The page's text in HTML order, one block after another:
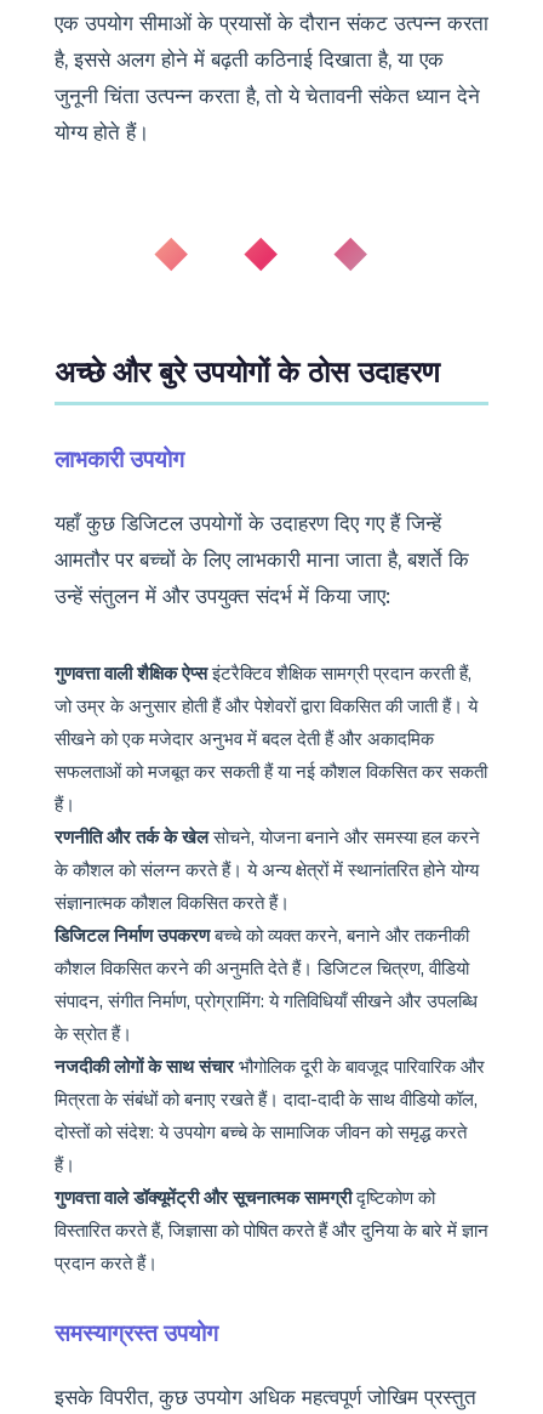
एक उपयोग सीमाओं के प्रयासों के दौरान संकट उत्पन्न करता
है, इससे अलग होने में बढ़ती कठिनाई दिखाता है, या एक
जुनूनी चिंता उत्पन्न करता है, तो ये चेतावनी संकेत ध्यान देने
योग्य होते हैं।
◆ ◆ ◆
अच्छे और बुरे उपयोगों के ठोस उदाहरण
लाभकारी उपयोग
यहाँ कुछ डिजिटल उपयोगों के उदाहरण दिए गए हैं जिन्हें
आमतौर पर बच्चों के लिए लाभकारी माना जाता है, बशर्ते कि
उन्हें संतुलन में और उपयुक्त संदर्भ में किया जाए:
गुणवत्ता वाली शैक्षिक ऐप्सइंटरैक्टिव शैक्षिक सामग्री प्रदान करती हैं,
जो उम्र के अनुसार होती हैं और पेशेवरों द्वारा विकसित की जाती हैं। ये
सीखने को एक मजेदार अनुभव में बदल देती हैं और अकादमिक
सफलताओं को मजबूत कर सकती हैं या नई कौशल विकसित कर सकती
हैं।
रणनीति और तर्क के खेलसोचने, योजना बनाने और समस्या हल करने
के कौशल को संलग्न करते हैं। ये अन्य क्षेत्रों में स्थानांतरित होने योग्य
संज्ञानात्मक कौशल विकसित करते हैं।
डिजिटल निर्माण उपकरणबच्चे को व्यक्त करने, बनाने और तकनीकी
कौशल विकसित करने की अनुमति देते हैं। डिजिटल चित्रण, वीडियो
संपादन, संगीत निर्माण, प्रोग्रामिंग: ये गतिविधियाँ सीखने और उपलब्धि
के स्रोत हैं।
नजदीकी लोगों के साथ संचारभौगोलिक दूरी के बावजूद पारिवारिक और
मित्रता के संबंधों को बनाए रखते हैं। दादा-दादी के साथ वीडियो कॉल,
दोस्तों को संदेश: ये उपयोग बच्चे के सामाजिक जीवन को समृद्ध करते
हैं।
गुणवत्ता वाले डॉक्यूमेंट्री और सूचनात्मक सामग्रीदृष्टिकोण को
विस्तारित करते हैं, जिज्ञासा को पोषित करते हैं और दुनिया के बारे में ज्ञान
प्रदान करते हैं।
समस्याग्रस्त उपयोग
इसके विपरीत, कुछ उपयोग अधिक महत्वपूर्ण जोखिम प्रस्तुत